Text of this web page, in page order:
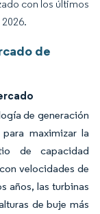
con los últimos
de
de generación
maximizar la
de capacidad
velocidades de
años, las turbinas
de buje más